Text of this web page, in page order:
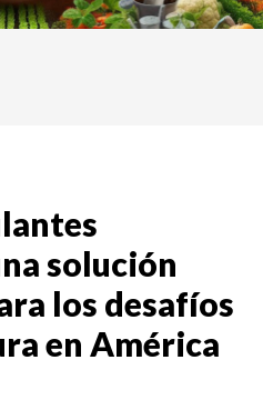
solución
los desafíos
en América